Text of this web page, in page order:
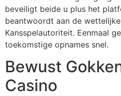
panel
panel
panel
panel
panel
beveiligt beide u plus het
beantwoordt aan de
Kansspelautoriteit. Eenmaal
toekomstige opnames snel.
Bewust
Casino